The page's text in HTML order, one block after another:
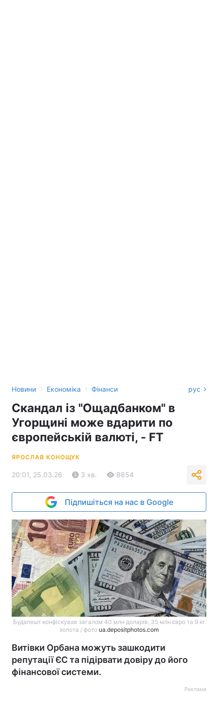
Новини › Економіка › Фінанси рус
Скандал із "Ощадбанком" в
Угорщині може вдарити по
європейській валюті, - FT
ЯРОСЛАВ КОНОЩУК
20:01, 25.03.26 3 хв. 8854
Підпишіться на нас в Google
Будапешт конфіскував загалом 40 млн доларів, 35 млн євро та 9 кг
золота / фото ua.depositphotos.com
Витівки Орбана можуть зашкодити
репутації ЄС та підірвати довіру до його
фінансової системи.
Реклама